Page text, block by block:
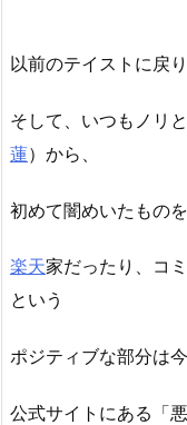
以前のテイストに戻り
そして、いつもノリ
蓮）から、
初めて闇めいたもの
楽天家だったり、コ
という
ポジティブな部分は
公式サイトにある「